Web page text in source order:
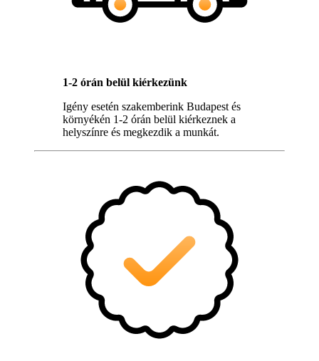
1-2 órán belül kiérkezünk
Igény esetén szakemberink Budapest és
környékén 1-2 órán belül kiérkeznek a
helyszínre és megkezdik a munkát.